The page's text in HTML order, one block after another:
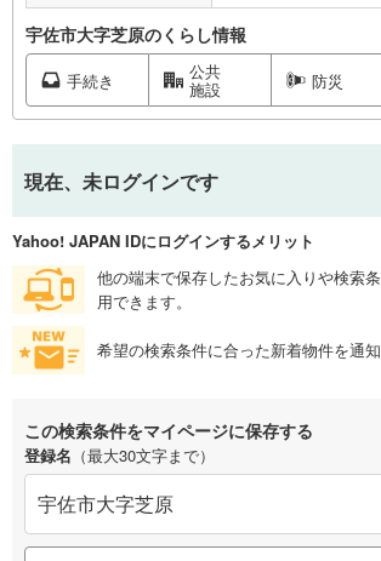
宇佐市大字芝原のくらし情報
手続き 公共
施設 防災
現在、未ログインです
Yahoo! JAPAN IDにログインするメリット
他の端末で保存したお気に入りや検索
用できます。
希望の検索条件に合った新着物件を通知
この検索条件をマイページに保存する
登録名 （最大30文字まで）